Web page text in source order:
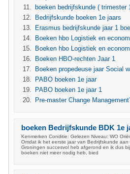
boeken bedrijfskunde ( trimester
Bedrijfskunde boeken 1e jaars
Erasmus bedrijfskunde jaar 1
Boeken hbo Logistiek en
Boeken hbo Logistiek en
Boeken HBO-rechten Jaar 1
Boeken propedeuse jaar Social
PABO boeken 1e jaar
PABO boeken 1e jaar 1
Pre-master Change
boeken Bedrijfskunde BDK 1e
Kenmerken Conditie: Gelezen Niveau: WO
Omdat ik het eerste jaar van Bedrijfskunde aan
Groningen succesvol heb afgerond en ik dus
boeken niet meer nodig heb, bied